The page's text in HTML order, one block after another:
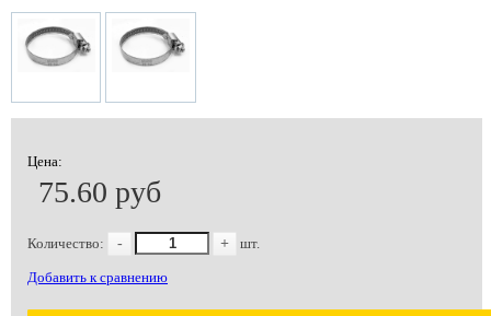
Цена:
75.60 руб
Количество: - + шт.
Добавить к сравнению